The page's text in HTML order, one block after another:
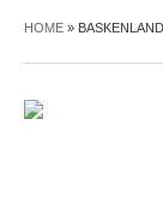
HOME » BASKENLAND